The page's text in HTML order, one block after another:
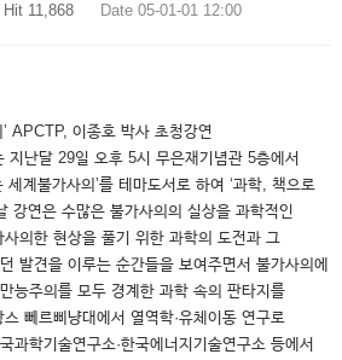
Hit 11,868 Date 05-01-01 12:00
APCTP, 이종호 박사 초청강연
난달 29일 오후 5시 무은재기념관 5층에서
계불가사의’를 테마도서로 하여 ‘과학, 책으로
강연은 수많은 불가사의의 실상을 과학적인
의한 현상을 풀기 위한 과학의 도전과 그
발견을 이루는 순간들을 보여주면서 불가사의에
능주의를 모두 경계한 과학 속의 판타지를
뻬르삐냥대에서 열역학·유체이동 연구로
과학기술연구소·한국에너지기술연구소 등에서